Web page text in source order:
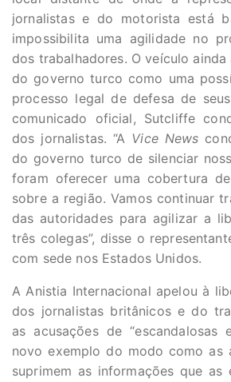
jornalistas e do motorista está
impossibilita uma agilidade no
dos trabalhadores. O veículo
do governo turco como uma
processo legal de defesa de
comunicado oficial, Sutcliffe
dos jornalistas. “A Vice News
do governo turco de silenciar
foram oferecer uma cobertura
sobre a região. Vamos continuar
das autoridades para agilizar a
três colegas”, disse o
com sede nos Estados Unidos.
A Anistia Internacional apelou à
dos jornalistas britânicos e do
as acusações de “escandalosas
novo exemplo do modo como as
suprimem as informações que as